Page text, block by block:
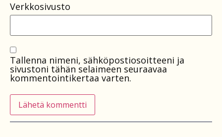
Verkkosivusto
Tallenna nimeni, sähköpostiosoitteeni ja
sivustoni tähän selaimeen seuraavaa
kommentointikertaa varten.